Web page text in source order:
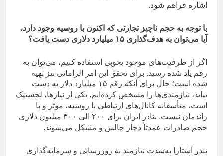
اشاره فراهم شود.
با توجه به حجم ناچیز تجارتی که اکنون با روسیه وجود دارد،
آیا می‌توان به هدف‌گذاری ۱۵ میلیارد دلاری دست یافت؟
اگر از ظرفیت‌های موجود بخوبی استفاده کنیم، می‌توان به
رقم یاد شده رسید. برای تحقق این امر الزاماتی نیز تهیه
شده است؛ حال برای آنکه رقم ۱۵ میلیارد دلار به دست
بیاید، نیازمندی‌ها را مشخص کرده‌ایم. یکی از نیازها، لجستیک
است، متأسفانه کانال‌های ارتباطی با روسیه، مؤثر و با
راندمان نیست. بنادر ایران برای ۲۰۰ الی ۳۰۰ میلیون دلاری
حجم صادرات عمدتاً دچار چالش و مشکل می‌شوند.
بندر آستارا به‌شدت نیازمند به روزرسانی و سرمایه‌گذاری